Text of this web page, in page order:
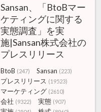
Sansan、「BtoBマー
ケティングに関する
実態調査」を実
施|Sansan株式会社の
プレスリリース
BtoB (247) Sansan (223)
プレスリリース (19523)
マーケティング (2610)
会社 (9322) 実態 (907)